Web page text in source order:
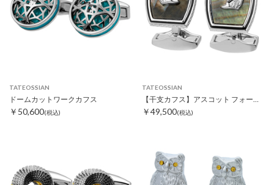
TATEOSSIAN
ドームカットワークカフス
￥50,600(税込)
TATEOSSIAN
【干支カフス】アスコット フォースカフスシェル
￥49,500(税込)